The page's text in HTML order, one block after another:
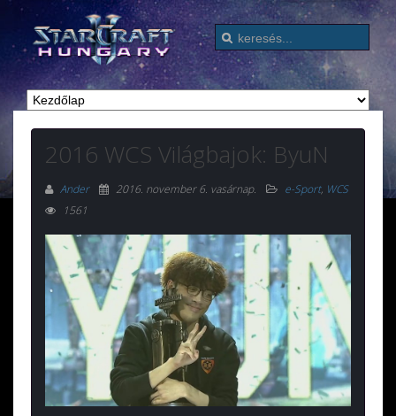
2016 WCS Világbajok: ByuN
Ander 2016. november 6. vasárnap. e-Sport, WCS
1561